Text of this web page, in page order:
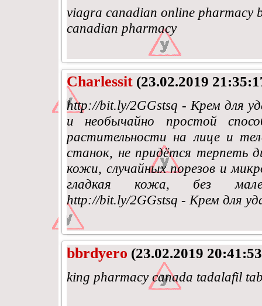
viagra canadian online pharmacy
canadian pharmacy
Charlessit (23.02.2019
http://bit.ly/2GGstsq - Крем для
и необычайно простой
растительности на лице и
станок, не придётся терпеть
кожи, случайных порезов и
гладкая кожа, без
http://bit.ly/2GGstsq - Крем для
bbrdyero (23.02.2019
king pharmacy canada tadalafil